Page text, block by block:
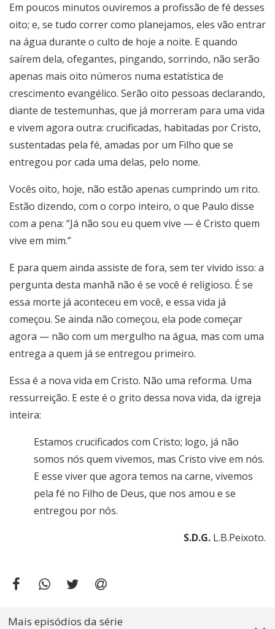
Em poucos minutos ouviremos a profissão de fé desses
oito; e, se tudo correr como planejamos, eles vão entrar
na água durante o culto de hoje a noite. E quando
saírem dela, ofegantes, pingando, sorrindo, não serão
apenas mais oito números numa estatística de
crescimento evangélico. Serão oito pessoas declarando,
diante de testemunhas, que já morreram para uma vida
e vivem agora outra: crucificadas, habitadas por Cristo,
sustentadas pela fé, amadas por um Filho que se
entregou por cada uma delas, pelo nome.
Vocês oito, hoje, não estão apenas cumprindo um rito.
Estão dizendo, com o corpo inteiro, o que Paulo disse
com a pena: “Já não sou eu quem vive — é Cristo quem
vive em mim.”
E para quem ainda assiste de fora, sem ter vivido isso: a
pergunta desta manhã não é se você é religioso. É se
essa morte já aconteceu em você, e essa vida já
começou. Se ainda não começou, ela pode começar
agora — não com um mergulho na água, mas com uma
entrega a quem já se entregou primeiro.
Essa é a nova vida em Cristo. Não uma reforma. Uma
ressurreição. E este é o grito dessa nova vida, da igreja
inteira:
Estamos crucificados com Cristo; logo, já não
somos nós quem vivemos, mas Cristo vive em nós.
E esse viver que agora temos na carne, vivemos
pela fé no Filho de Deus, que nos amou e se
entregou por nós.
S.D.G. L.B.Peixoto.
Mais episódios da série